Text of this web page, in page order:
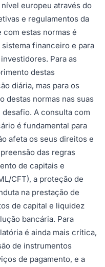
europeu através do
e regulamentos da
com estas normas é
financeiro e para
Para as
destas
diária, mas para os
destas normas nas suas
A consulta com
é fundamental para
afeta os seus direitos e
das regras
de capitais e
CFT), a proteção de
na prestação de
de capital e liquidez
bancária. Para
é ainda mais crítica,
de instrumentos
de pagamento, e a